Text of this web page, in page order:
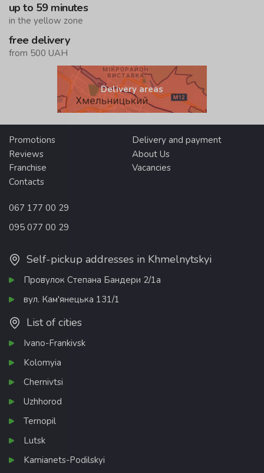
up to 59 minutes
in the yellow zone
free delivery
from 500 UAH
Delivery areas
Promotions
Delivery and payment
Reviews
About Us
Franchise
Vacancies
Contacts
067 177 00 29
095 077 00 29
Self-pickup addresses in Khmelnytskyi
Провулок Степана Бандери 2/1а
вул. Кам'янецька 131/1
List of cities
Ivano-Frankivsk
Kolomyia
Chernivtsi
Uzhhorod
Ternopil
Lutsk
Kamianets-Podilskyi